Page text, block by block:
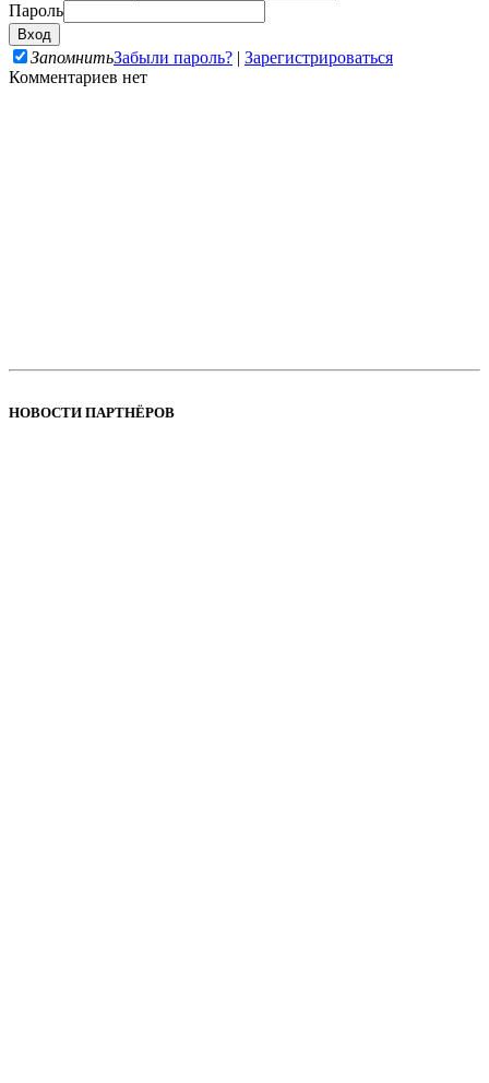
Пароль
ЗапомнитьЗабыли пароль? | Зарегистрироваться
Комментариев нет
НОВОСТИ ПАРТНЁРОВ